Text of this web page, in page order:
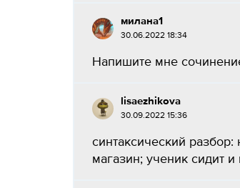
милaна1
30.06.2022 18:34
Напишите мне
lisaezhikova
30.09.2022 15:36
синтаксический
магазин; ученик сидит